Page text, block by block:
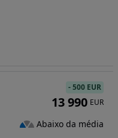
-500 EUR
13 990 EUR
Abaixo da média